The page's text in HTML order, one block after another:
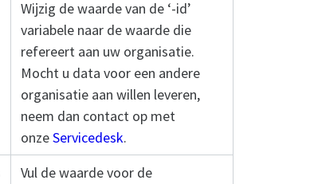
Wijzig de waarde van de ‘-id’
variabele naar de waarde die
refereert aan uw organisatie.
Mocht u data voor een andere
organisatie aan willen leveren,
neem dan contact op met
onzeServicedesk.
Vul de waarde voor de